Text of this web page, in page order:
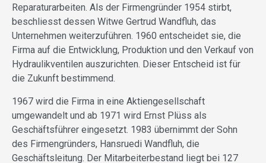
Reparaturarbeiten. Als der Firmengründer 1954 stirbt,
beschliesst dessen Witwe Gertrud Wandfluh, das
Unternehmen weiterzuführen. 1960 entscheidet sie, die
Firma auf die Entwicklung, Produktion und den Verkauf von
Hydraulikventilen auszurichten. Dieser Entscheid ist für
die Zukunft bestimmend.
1967 wird die Firma in eine Aktiengesellschaft
umgewandelt und ab 1971 wird Ernst Plüss als
Geschäftsführer eingesetzt. 1983 übernimmt der Sohn
des Firmengründers, Hansruedi Wandfluh, die
Geschäftsleitung. Der Mitarbeiterbestand liegt bei 127